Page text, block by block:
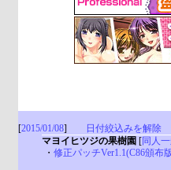
[2015/01/08]
日付絞込みを解除
マヨイヒツジの果樹園 [同人
・ 修正パッチVer1.1(C86頒布